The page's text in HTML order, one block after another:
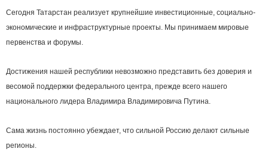
Сегодня Татарстан реализует крупнейшие инвестиционные, социально-
экономические и инфраструктурные проекты. Мы принимаем мировые
первенства и форумы.
Достижения нашей республики невозможно представить без доверия и
весомой поддержки федерального центра, прежде всего нашего
национального лидера Владимира Владимировича Путина.
Сама жизнь постоянно убеждает, что сильной Россию делают сильные
регионы.